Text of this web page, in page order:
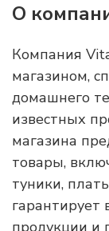
О
Компания
магазином,
домашнего
известных
магазина
товары,
туники,
гарантирует
продукции и